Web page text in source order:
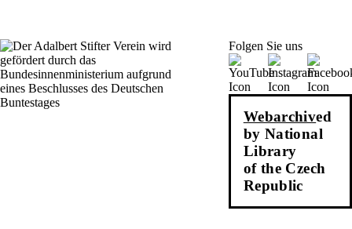
Folgen Sie uns
Webarchived
by National
Library
of the Czech
Republic